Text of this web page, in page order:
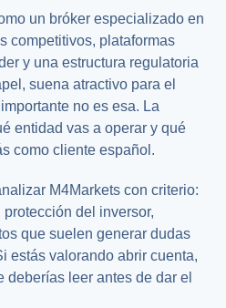
un bróker especializado en
competitivos, plataformas
y una estructura regulatoria
suena atractivo para el
no es esa. La
entidad vas a operar y qué
como cliente español.
M4Markets con criterio:
del inversor,
que suelen generar dudas
estás valorando abrir cuenta,
leer antes de dar el